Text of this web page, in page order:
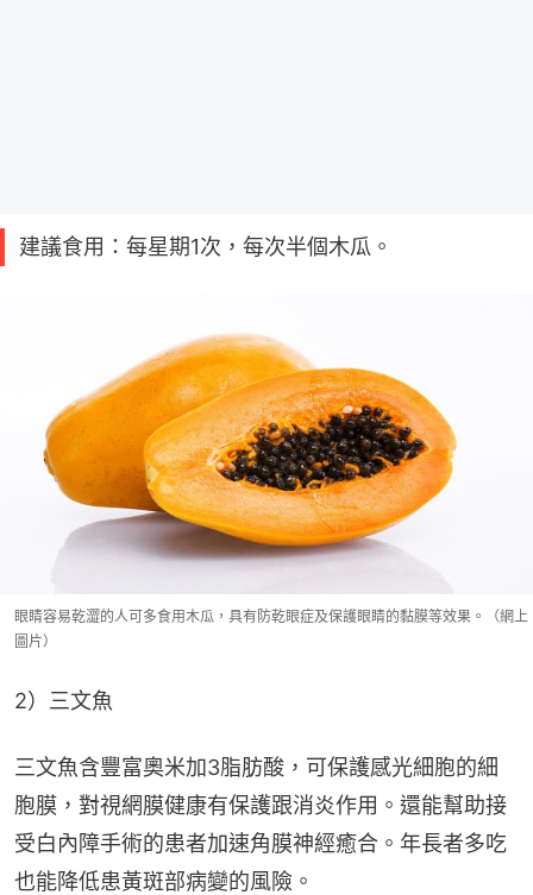
建議食用：每星期1次，每次半個木瓜。
眼睛容易乾澀的人可多食用木瓜，具有防乾眼症及保護眼睛的黏膜等效果。（網上
圖片）
2）三文魚
三文魚含豐富奧米加3脂肪酸，可保護感光細胞的細
胞膜，對視網膜健康有保護跟消炎作用。還能幫助接
受白內障手術的患者加速角膜神經癒合。年長者多吃
也能降低患黃斑部病變的風險。